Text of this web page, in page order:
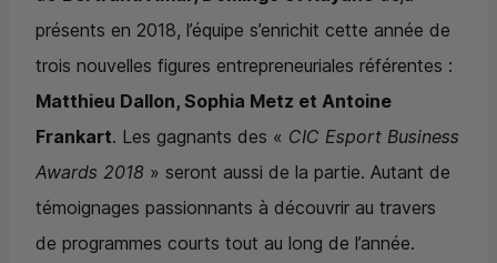
présents en 2018, l’équipe s’enrichit cette année de
trois nouvelles figures entrepreneuriales référentes :
Matthieu Dallon, Sophia Metz et Antoine
Frankart. Les gagnants des « CIC Esport Business
Awards 2018 » seront aussi de la partie. Autant de
témoignages passionnants à découvrir au travers
de programmes courts tout au long de l’année.